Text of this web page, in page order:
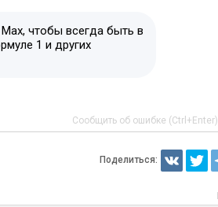
чтобы всегда быть в
1 и других
Сообщить об ошибке (Ctrl+Enter)
Поделиться: